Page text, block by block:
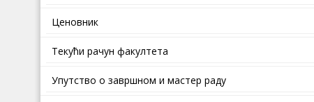
Ценовник
Текући рачун факултета
Упутство о завршном и мастер раду